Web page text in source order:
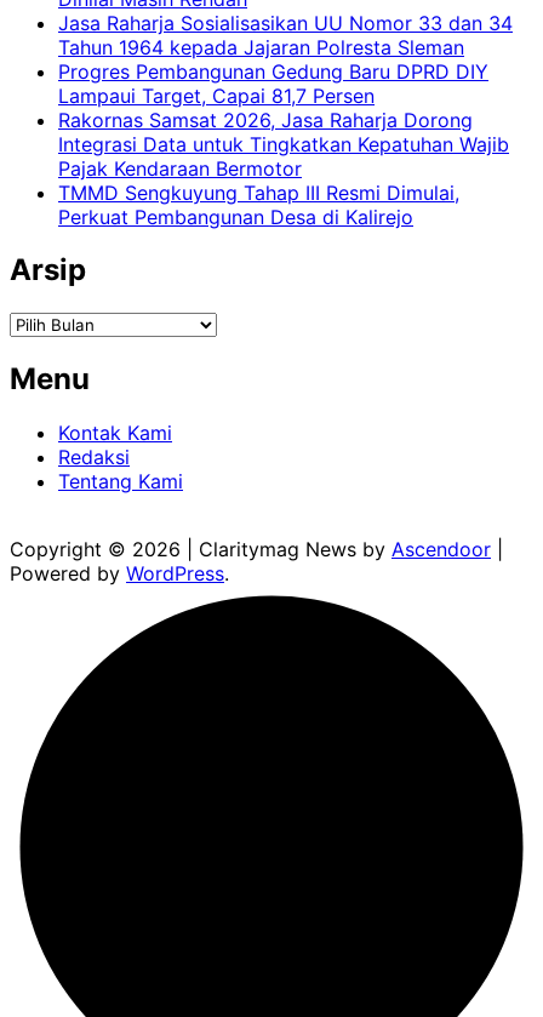
Jasa Raharja Sosialisasikan UU Nomor 33 dan 34
Tahun 1964 kepada Jajaran Polresta Sleman
Progres Pembangunan Gedung Baru DPRD DIY
Lampaui Target, Capai 81,7 Persen
Rakornas Samsat 2026, Jasa Raharja Dorong
Integrasi Data untuk Tingkatkan Kepatuhan Wajib
Pajak Kendaraan Bermotor
TMMD Sengkuyung Tahap III Resmi Dimulai,
Perkuat Pembangunan Desa di Kalirejo
Arsip
Arsip
Menu
Kontak Kami
Redaksi
Tentang Kami
Copyright © 2026 | Claritymag News by Ascendoor
Powered by WordPress.